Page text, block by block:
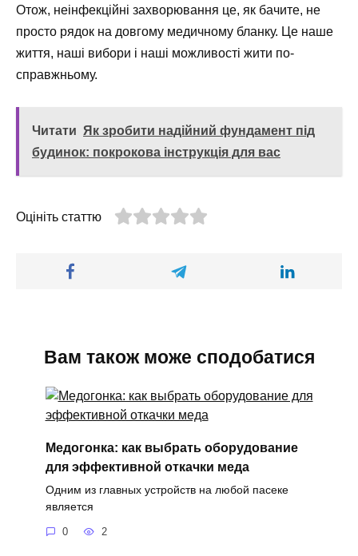
Отож, неінфекційні захворювання це, як бачите, не
просто рядок на довгому медичному бланку. Це наше
життя, наші вибори і наші можливості жити по-
справжньому.
Читати Як зробити надійний фундамент під
будинок: покрокова інструкція для вас
Оцініть статтю
Вам також може сподобатися
Медогонка: как выбрать оборудование
для эффективной откачки меда
Одним из главных устройств на любой пасеке
является
0 2